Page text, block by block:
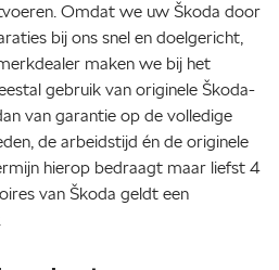
Omdat we uw Škoda door
bij ons snel en doelgericht,
maken we bij het
gebruik van originele Škoda-
van garantie op de volledige
de arbeidstijd én de originele
hierop bedraagt maar liefst 4
van Škoda geldt een